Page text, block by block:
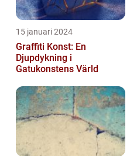
15 januari 2024
Graffiti Konst: En
Djupdykning i
Gatukonstens Värld